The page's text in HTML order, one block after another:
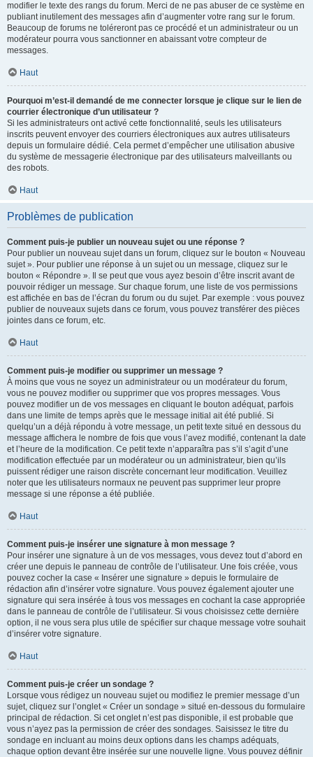
modifier le texte des rangs du forum. Merci de ne pas abuser de ce système en
publiant inutilement des messages afin d’augmenter votre rang sur le forum.
Beaucoup de forums ne toléreront pas ce procédé et un administrateur ou un
modérateur pourra vous sanctionner en abaissant votre compteur de
messages.
Haut
Pourquoi m’est-il demandé de me connecter lorsque je clique sur le lien de
courrier électronique d’un utilisateur ?
Si les administrateurs ont activé cette fonctionnalité, seuls les utilisateurs
inscrits peuvent envoyer des courriers électroniques aux autres utilisateurs
depuis un formulaire dédié. Cela permet d’empêcher une utilisation abusive
du système de messagerie électronique par des utilisateurs malveillants ou
des robots.
Haut
Problèmes de publication
Comment puis-je publier un nouveau sujet ou une réponse ?
Pour publier un nouveau sujet dans un forum, cliquez sur le bouton « Nouveau
sujet ». Pour publier une réponse à un sujet ou un message, cliquez sur le
bouton « Répondre ». Il se peut que vous ayez besoin d’être inscrit avant de
pouvoir rédiger un message. Sur chaque forum, une liste de vos permissions
est affichée en bas de l’écran du forum ou du sujet. Par exemple : vous pouvez
publier de nouveaux sujets dans ce forum, vous pouvez transférer des pièces
jointes dans ce forum, etc.
Haut
Comment puis-je modifier ou supprimer un message ?
À moins que vous ne soyez un administrateur ou un modérateur du forum,
vous ne pouvez modifier ou supprimer que vos propres messages. Vous
pouvez modifier un de vos messages en cliquant le bouton adéquat, parfois
dans une limite de temps après que le message initial ait été publié. Si
quelqu’un a déjà répondu à votre message, un petit texte situé en dessous du
message affichera le nombre de fois que vous l’avez modifié, contenant la date
et l’heure de la modification. Ce petit texte n’apparaîtra pas s’il s’agit d’une
modification effectuée par un modérateur ou un administrateur, bien qu’ils
puissent rédiger une raison discrète concernant leur modification. Veuillez
noter que les utilisateurs normaux ne peuvent pas supprimer leur propre
message si une réponse a été publiée.
Haut
Comment puis-je insérer une signature à mon message ?
Pour insérer une signature à un de vos messages, vous devez tout d’abord en
créer une depuis le panneau de contrôle de l’utilisateur. Une fois créée, vous
pouvez cocher la case « Insérer une signature » depuis le formulaire de
rédaction afin d’insérer votre signature. Vous pouvez également ajouter une
signature qui sera insérée à tous vos messages en cochant la case appropriée
dans le panneau de contrôle de l’utilisateur. Si vous choisissez cette dernière
option, il ne vous sera plus utile de spécifier sur chaque message votre souhait
d’insérer votre signature.
Haut
Comment puis-je créer un sondage ?
Lorsque vous rédigez un nouveau sujet ou modifiez le premier message d’un
sujet, cliquez sur l’onglet « Créer un sondage » situé en-dessous du formulaire
principal de rédaction. Si cet onglet n’est pas disponible, il est probable que
vous n’ayez pas la permission de créer des sondages. Saisissez le titre du
sondage en incluant au moins deux options dans les champs adéquats,
chaque option devant être insérée sur une nouvelle ligne. Vous pouvez définir